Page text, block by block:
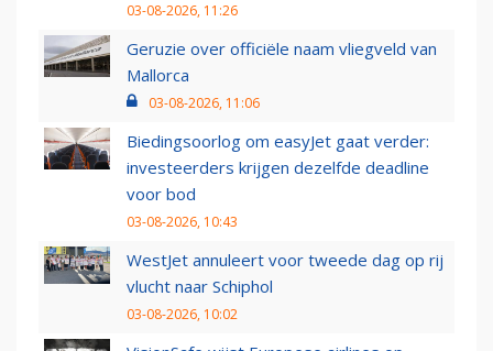
03-08-2026, 11:26
Geruzie over officiële naam vliegveld van
Mallorca
03-08-2026, 11:06
Biedingsoorlog om easyJet gaat verder:
investeerders krijgen dezelfde deadline
voor bod
03-08-2026, 10:43
WestJet annuleert voor tweede dag op rij
vlucht naar Schiphol
03-08-2026, 10:02